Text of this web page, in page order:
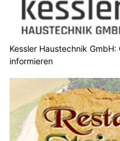
Kessler Haustechnik
informieren